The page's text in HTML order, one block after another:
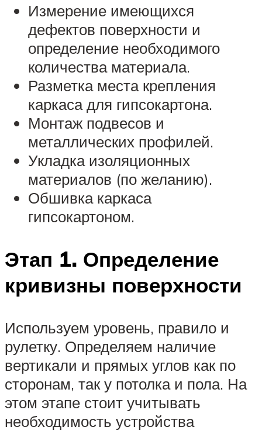
Измерение имеющихся
дефектов поверхности и
определение необходимого
количества материала.
Разметка места крепления
каркаса для гипсокартона.
Монтаж подвесов и
металлических профилей.
Укладка изоляционных
материалов (по желанию).
Обшивка каркаса
гипсокартоном.
Этап 1. Определение
кривизны поверхности
Используем уровень, правило и
рулетку. Определяем наличие
вертикали и прямых углов как по
сторонам, так у потолка и пола. На
этом этапе стоит учитывать
необходимость устройства